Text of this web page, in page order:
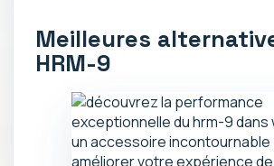
Meilleures
HRM-9